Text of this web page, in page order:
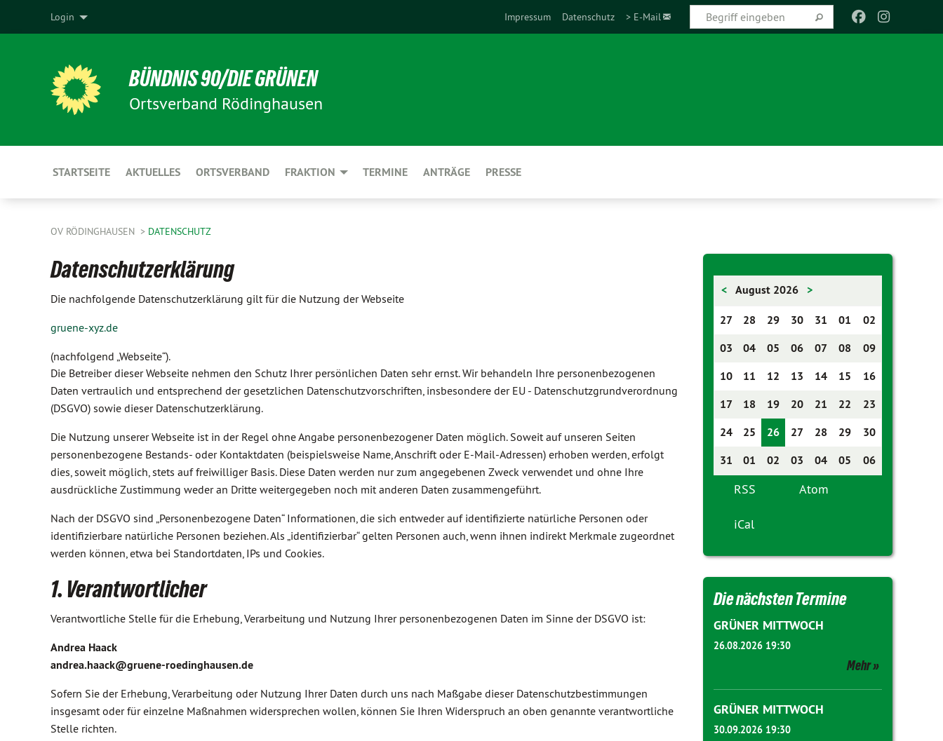
Impressum Datenschutz > E-Mail
Login
BÜNDNIS 90/DIE GRÜNEN
Ortsverband Rödinghausen
STARTSEITE AKTUELLES ORTSVERBAND FRAKTION TERMINE ANTRÄGE PRESSE
OV RÖDINGHAUSEN DATENSCHUTZ
Datenschutzerklärung
Die nachfolgende Datenschutzerklärung gilt für die Nutzung der Webseite
gruene-xyz.de
(nachfolgend „Webseite“).
Die Betreiber dieser Webseite nehmen den Schutz Ihrer persönlichen Daten sehr ernst. Wir behandeln Ihre personenbezogenen
Daten vertraulich und entsprechend der gesetzlichen Datenschutzvorschriften, insbesondere der EU - Datenschutzgrundverordnung
(DSGVO) sowie dieser Datenschutzerklärung.
Die Nutzung unserer Webseite ist in der Regel ohne Angabe personenbezogener Daten möglich. Soweit auf unseren Seiten
personenbezogene Bestands- oder Kontaktdaten (beispielsweise Name, Anschrift oder E-Mail-Adressen) erhoben werden, erfolgt
dies, soweit möglich, stets auf freiwilliger Basis. Diese Daten werden nur zum angegebenen Zweck verwendet und ohne Ihre
ausdrückliche Zustimmung weder an Dritte weitergegeben noch mit anderen Daten zusammengeführt.
Nach der DSGVO sind „Personenbezogene Daten“ Informationen, die sich entweder auf identifizierte natürliche Personen oder
identifizierbare natürliche Personen beziehen. Als „identifizierbar“ gelten Personen auch, wenn ihnen indirekt Merkmale zugeordnet
werden können, etwa bei Standortdaten, IPs und Cookies.
1. Verantwortlicher
Verantwortliche Stelle für die Erhebung, Verarbeitung und Nutzung Ihrer personenbezogenen Daten im Sinne der DSGVO ist:
Andrea Haack
andrea.haack@gruene-roedinghausen.de
Sofern Sie der Erhebung, Verarbeitung oder Nutzung Ihrer Daten durch uns nach Maßgabe dieser Datenschutzbestimmungen
insgesamt oder für einzelne Maßnahmen widersprechen wollen, können Sie Ihren Widerspruch an oben genannte verantwortliche
Stelle richten.
< August 2026 >
27 28 29 30 31 01
02
03
04 05 06 07 08
09
10
11 12 13 14 15
16
17
18 19 20 21 22
23
24
25 26 27 28 29
30
31
01 02 03 04 05 06
RSS Atom
iCal
Die nächsten Termine
GRÜNER MITTWOCH
26.08.2026 19:30
Mehr
GRÜNER MITTWOCH
30.09.2026 19:30